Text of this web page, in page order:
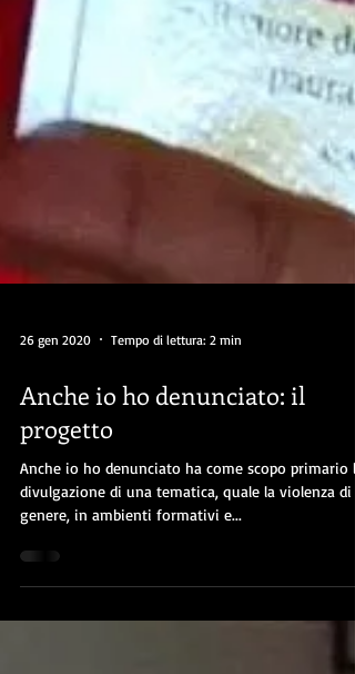
26 gen 2020 Tempo di lettura: 2 min
Anche io ho denunciato: il
progetto
Anche io ho denunciato ha come scopo primario la
divulgazione di una tematica, quale la violenza di